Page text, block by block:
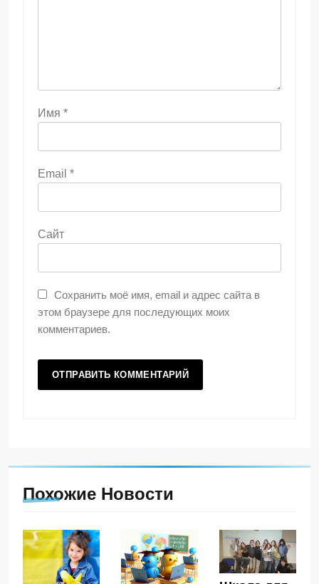
Имя *
Email *
Сайт
Сохранить моё имя, email и адрес сайта в
этом браузере для последующих моих
комментариев.
Похожие Новости